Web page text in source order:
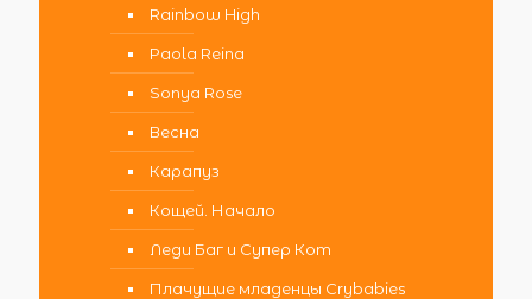
Rainbow High
Paola Reina
Sonya Rose
Весна
Карапуз
Кощей. Начало
Леди Баг и Супер Кот
Плачущие младенцы Crybabies